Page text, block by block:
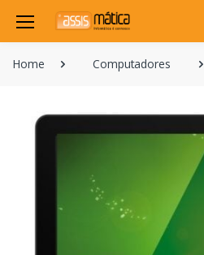
Home Computadores